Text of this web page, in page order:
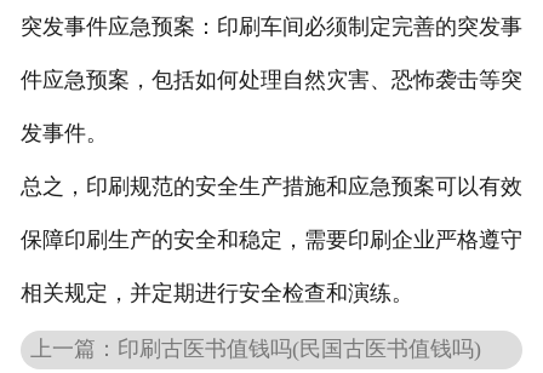
突发事件应急预案：印刷车间必须制定完善的突发事
件应急预案，包括如何处理自然灾害、恐怖袭击等突
发事件。
总之，印刷规范的安全生产措施和应急预案可以有效
保障印刷生产的安全和稳定，需要印刷企业严格遵守
相关规定，并定期进行安全检查和演练。
上一篇： 印刷古医书值钱吗(民国古医书值钱吗)